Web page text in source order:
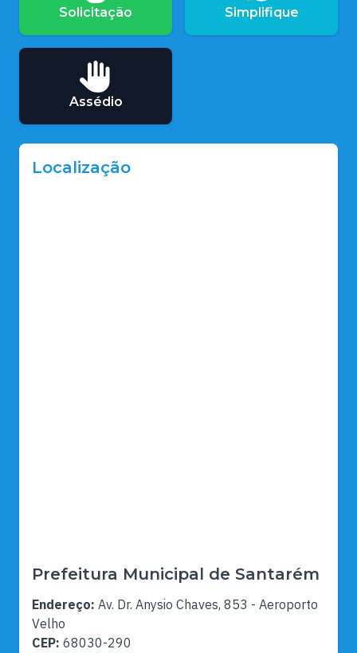
Solicitação Simplifique
Assédio
Localização
Prefeitura Municipal de Santarém
Endereço: Av. Dr. Anysio Chaves, 853 - Aeroporto
Velho
CEP: 68030-290